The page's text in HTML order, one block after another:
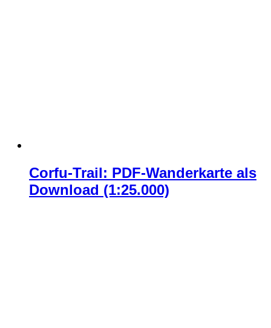
Corfu-Trail: PDF-Wanderkarte als
Download (1:25.000)